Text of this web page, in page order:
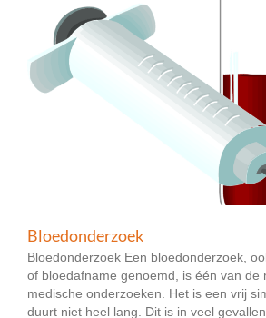
Bloedonderzoek
Bloedonderzoek Een bloedonderzoek,
of bloedafname genoemd, is één van de
medische onderzoeken. Het is een vrij
duurt niet heel lang. Dit is in veel